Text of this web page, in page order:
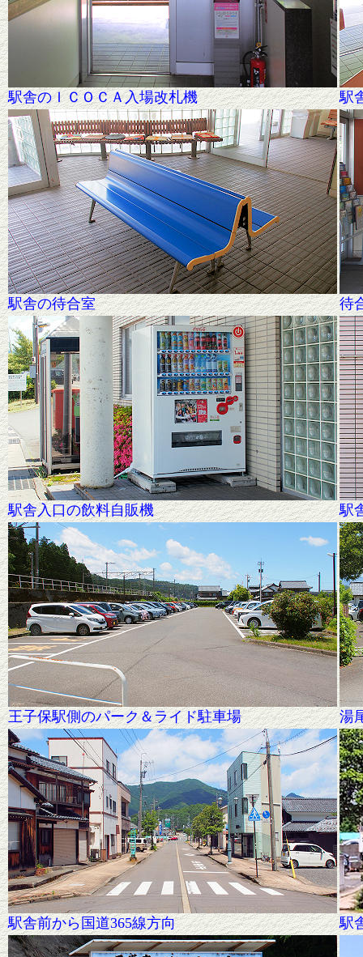
駅舎のＩＣＯＣＡ入場改札機 駅
駅舎の待合室 待
駅舎入口の飲料自販機 駅
王子保駅側のパーク＆ライド駐車場 湯
駅舎前から国道365線方向 駅